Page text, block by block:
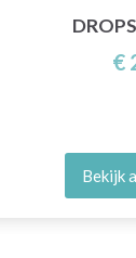
€
Bekijk